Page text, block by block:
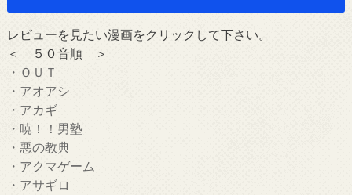
レビューを見たい漫画をクリックして下さい。
＜ ５０音順 ＞
・ＯＵＴ
・アオアシ
・アカギ
・暁！！男塾
・悪の教典
・アクマゲーム
・アサギロ